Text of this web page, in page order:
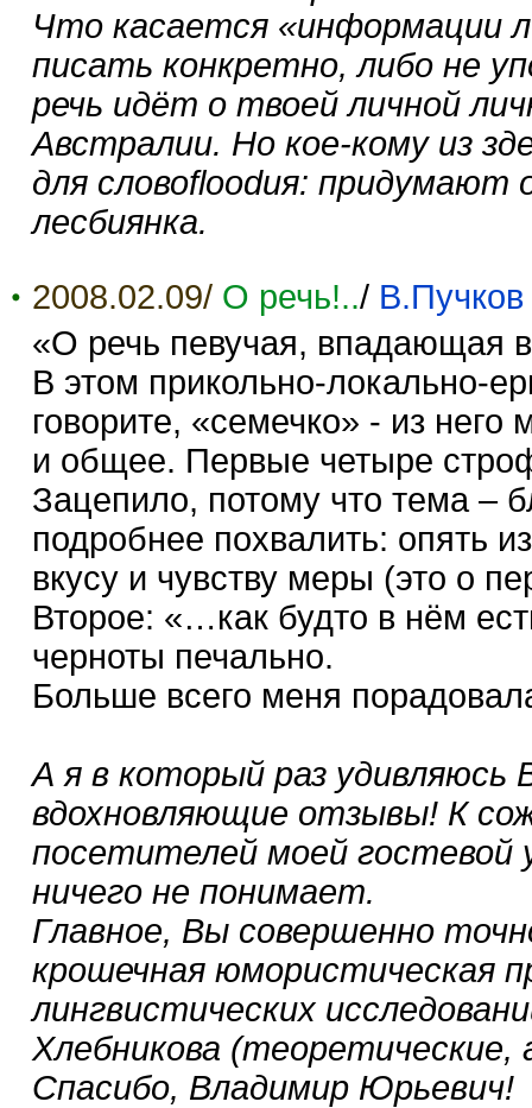
Что касается «информации
писать конкретно, либо не
речь идёт о твоей личной
Австралии. Но кое-кому из
для словоfloodия:
лесбиянка.
2008.02.09/ О речь!../ В.Пучков
«О речь певучая, впадающая
В этом прикольно-локально-
говорите, «семечко» - из
и общее. Первые четыре
Зацепило, потому что тема –
подробнее похвалить: опять
вкусу и чувству меры (это о
Второе: «…как будто в нём
черноты печально.
Больше всего меня
А я в который раз
вдохновляющие отзывы! К
посетителей моей
ничего не понимает.
Главное, Вы совершенно
крошечная юмористическая
лингвистических
Хлебникова
Спасибо, Владимир Юрьевич!